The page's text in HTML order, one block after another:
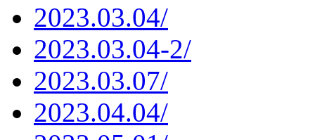
2023.03.04/
2023.03.04-2/
2023.03.07/
2023.04.04/